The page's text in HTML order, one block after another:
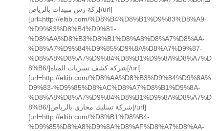
ركة رش مبيدات بالرياض[/url]
[url=http://eltib.com/%D8%B4%D8%B1%D9%83%D8%A9-
%D9%83%D8%B4%D9%81-
%D8%AA%D8%B3%D8%B1%D8%A8%D8%A7%D8%AA-
%D8%A7%D9%84%D9%85%D9%8A%D8%A7%D9%87-
%D8%A8%D8%A7%D9%84%D8%B1%D9%8A%D8%A7%D
8%B6/]شركة كشف تسربات المياه[/url]
[url=http://eltib.com/%D8%AA%D8%B3%D9%84%D9%8A%
D9%83-%D9%85%D8%AC%D8%A7%D8%B1%D9%8A-
%D8%A8%D8%A7%D9%84%D8%B1%D9%8A%D8%A7%D
8%B6/]شركة تسليك مجاري بالرياض[/url]
[url=http://eltib.com/%D8%B1%D8%B4-
%D9%85%D8%A8%D9%8A%D8%AF%D8%A7%D8%AA-